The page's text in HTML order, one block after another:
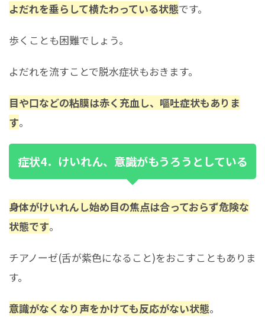
よだれを垂らして横たわっている状態です。
歩くことも困難でしょう。
よだれを流すことで脱水症状もおきます。
目や口などの粘膜は赤く充血し、嘔吐症状もありま
す。
症状4．けいれん、意識がもうろうとしている
身体がけいれんし始め目の焦点は合っておらず危険な
状態です。
チアノーゼ(舌が紫色になること)をおこすこともありま
す。
意識がなくなり声をかけても反応がない状態。